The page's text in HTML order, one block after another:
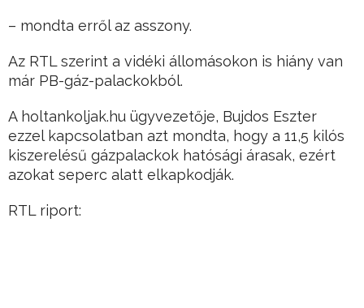
– mondta erről az asszony.
Az RTL szerint a vidéki állomásokon is hiány van
már PB-gáz-palackokból.
A holtankoljak.hu ügyvezetője, Bujdos Eszter
ezzel kapcsolatban azt mondta, hogy a 11,5 kilós
kiszerelésű gázpalackok hatósági árasak, ezért
azokat seperc alatt elkapkodják.
RTL riport: